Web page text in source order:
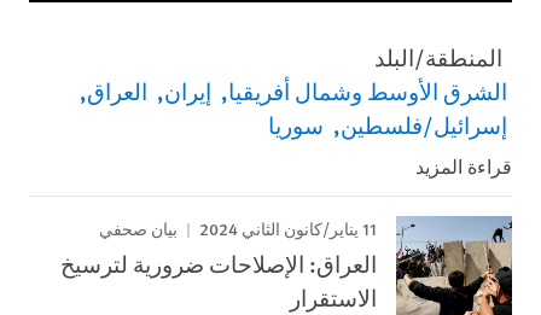
المنطقة/البلد
الشرق الأوسط وشمال أفريقيا إيران العراق
إسرائيل/فلسطين سوريا
قراءة المزيد
11 يناير/كانون الثاني 2024 بيان صحفي
العراق: الإصلاحات ضرورية لترسيخ
الاستقرار